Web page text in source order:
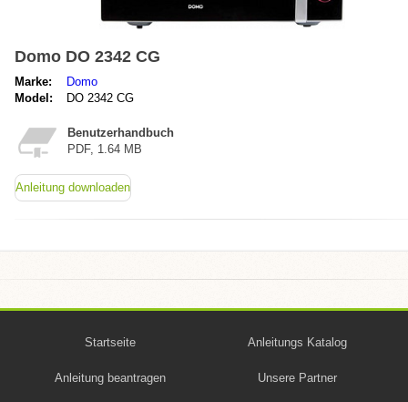
Domo DO 2342 CG
Marke:
Domo
Model:
DO 2342 CG
Benutzerhandbuch
PDF, 1.64 MB
Anleitung downloaden
Startseite Anleitungs Katalog
Anleitung beantragen Unsere Partner